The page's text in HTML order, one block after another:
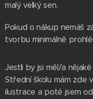
malý velký sen.
Pokud o nákup nemáš
tvorbu minimálně
Jestli by jsi měl/a
Střední školu mám zde
ilustrace a poté jsem